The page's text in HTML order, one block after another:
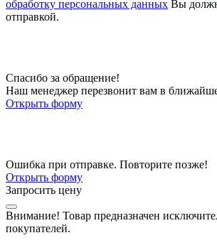
обработку персональных данных Вы
отправкой.
Спасибо за обращение!
Наш менеджер перезвонит вам в
Открыть форму
Ошибка при отправке. Повторите позже!
Открыть форму
Запросить цену
Внимание! Товар предназначен
покупателей.